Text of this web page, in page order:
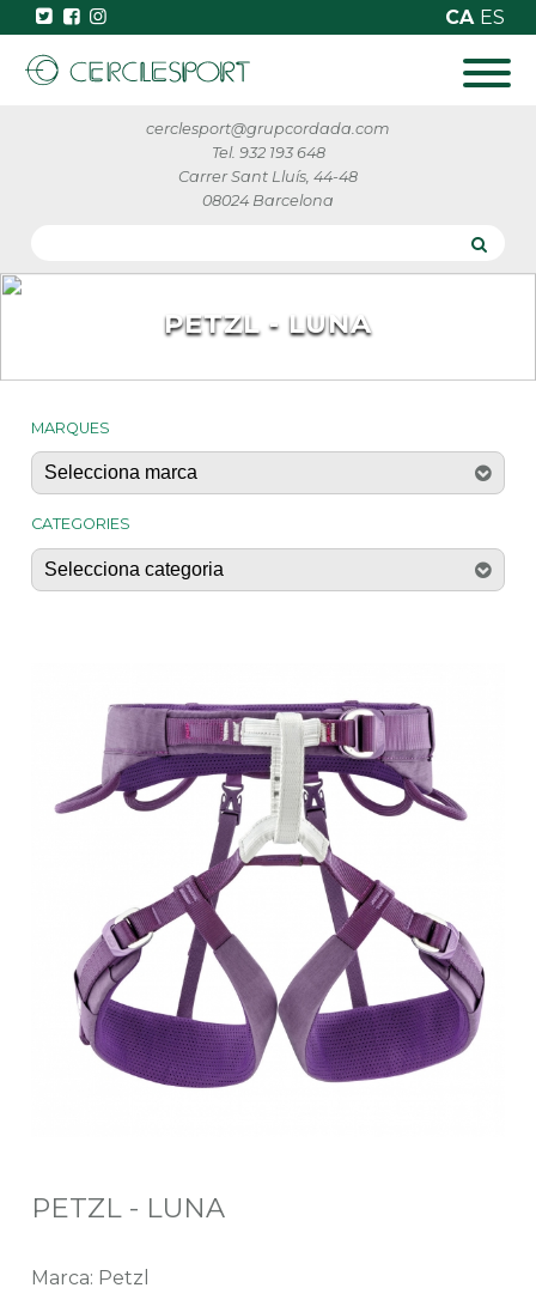
CA ES
cerclesport@grupcordada.com
Tel. 932 193 648
Carrer Sant Lluís, 44-48
08024 Barcelona
PETZL - LUNA
MARQUES
CATEGORIES
PETZL - LUNA
Marca: Petzl